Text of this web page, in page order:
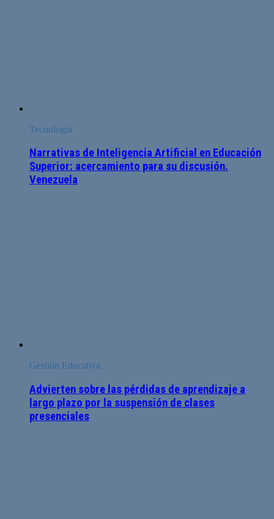
Tecnología
Narrativas de Inteligencia Artificial en Educación
Superior: acercamiento para su discusión.
Venezuela
Gestión Educativa
Advierten sobre las pérdidas de aprendizaje a
largo plazo por la suspensión de clases
presenciales